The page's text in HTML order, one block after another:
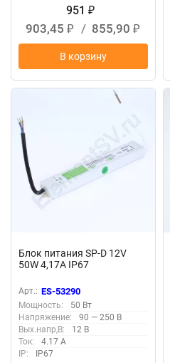
951 ₽
903,45 ₽ / 855,90 ₽
В корзину
Блок питания SP-D 12V
50W 4,17A IP67
Арт.: ES-53290
Мощность:
50 Вт
Напряжение:
90 — 250 В
Вых.напр,В:
12 В
Ток:
4.17 А
IP:
IP67